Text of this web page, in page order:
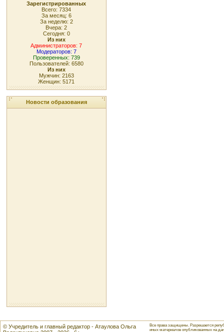
Зарегистрированных
Всего: 7334
За месяц: 6
За неделю: 2
Вчера: 2
Сегодня: 0
Из них
Администраторов: 7
Модераторов: 7
Проверенных: 739
Пользователей: 6580
Из них
Мужчин: 2163
Женщин: 5171
Новости образования
© Учредитель и главный редактор - Атаулова Ольга
Все права защищены. Разрешается
иных материалов опубликованных на